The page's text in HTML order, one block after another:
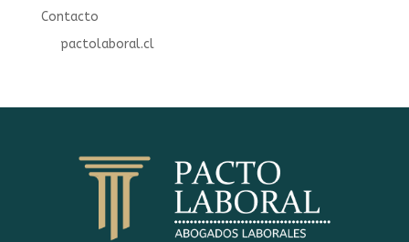
Contacto
pactolaboral.cl